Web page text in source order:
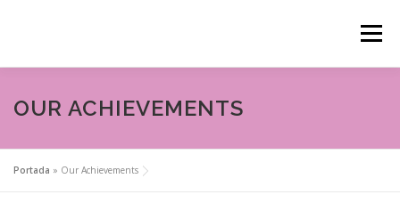
Menú
ANIMACIONES INFANTILES
DECORACIÓN DE RINCONES
OUR ACHIEVEMENTS
Portada » Our Achievements